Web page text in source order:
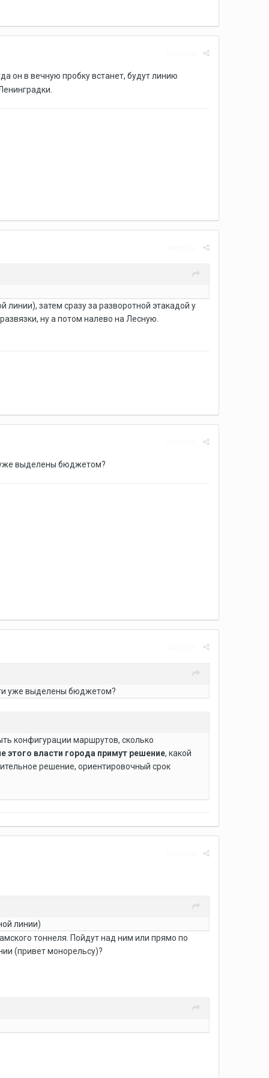
он в вечную пробку встанет, будут линию
затем сразу за разворотной этакадой у
ну а потом налево на Лесную.
выделены бюджетом?
уже выделены бюджетом?
конфигурации маршрутов, сколько
этого власти города примут решение, какой
решение, ориентировочный срок
линии)
тоннеля. Пойдут над ним или прямо по
(привет монорельсу)?